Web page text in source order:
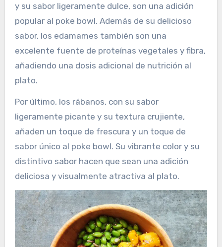
y su sabor ligeramente dulce, son una adición
popular al poke bowl. Además de su delicioso
sabor, los edamames también son una
excelente fuente de proteínas vegetales y fibra,
añadiendo una dosis adicional de nutrición al
plato.
Por último, los rábanos, con su sabor
ligeramente picante y su textura crujiente,
añaden un toque de frescura y un toque de
sabor único al poke bowl. Su vibrante color y su
distintivo sabor hacen que sean una adición
deliciosa y visualmente atractiva al plato.